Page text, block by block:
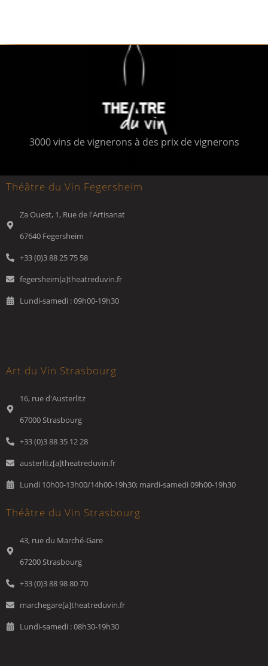
3000 vins de vignerons à des prix de vignerons
Théâtre du Vin Fegersheim
Za Ouest, 1, Rue de l'Artisanat
67640 Fegersheim
+33 (0)3 88 25 75 58
fegersheim[a]theatreduvin.fr
Lundi-samedi : 09h00-19h30
Art du Vin Strasbourg
16, rue d'Austerlitz
67000 Strasbourg
+33 (0)3 88 35 12 28
austerlitz[a]theatreduvin.fr
Lundi 10h00-13h00/14h00-19h30; mardi-samedi 09h00-19h30
Théâtre du Vin Strasbourg
43, rue du Marché-Gare
67200 Strasbourg
+33 (0)3 88 98 80 70
marchegare[a]theatreduvin.fr
Lundi-samedi : 08h30-19h30